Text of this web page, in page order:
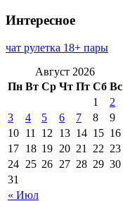
Интересное
чат рулетка 18+ пары
Август 2026
Пн Вт Ср Чт Пт Сб Вс
« Июл
1
2
3
4 5 6 7 8
9
10 11 12 13 14 15 16
17 18 19 20 21 22 23
24 25 26 27 28 29 30
31